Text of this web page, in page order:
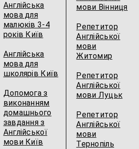
Англійська
мова для
малюків 3-4
років Київ
Англійська
мова для
школярів Київ
Допомога з
виконанням
домашнього
завдання з
Англійської
мови Київ
мови Вінниця
Репетитор
Англійської
мови
Житомир
Репетитор
Англійської
мови Луцьк
Репетитор
Англійської
мови
Тернопіль